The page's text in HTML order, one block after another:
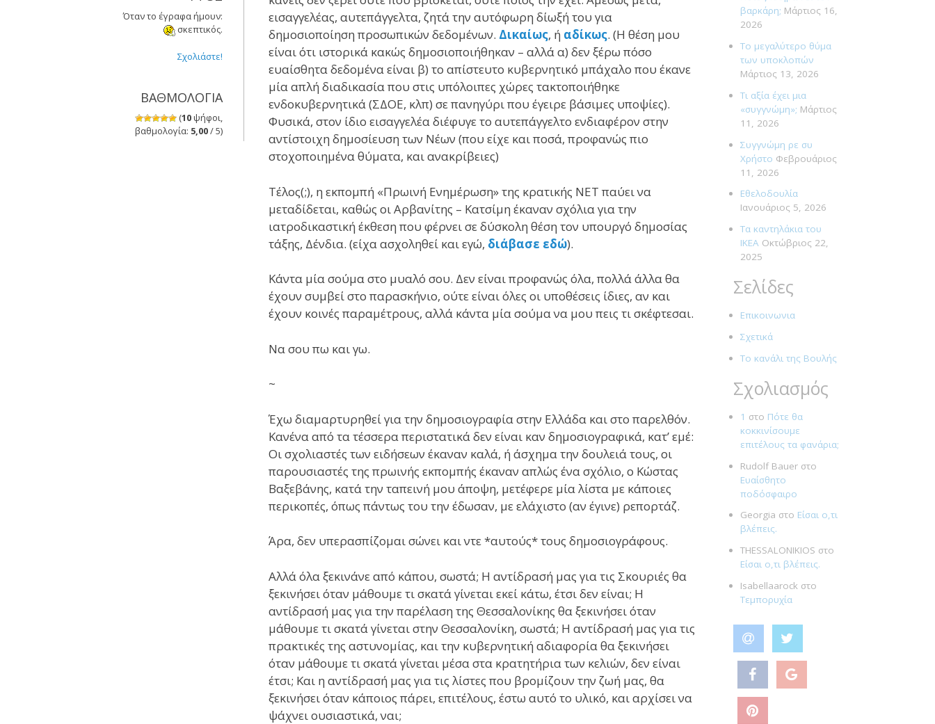
εισαγγελέας, αυτεπάγγελτα, ζητά την αυτόφωρη δίωξή του για
δημοσιοποίηση προσωπικών δεδομένων. Δικαίως, ή αδίκως. (Η θέση μου
είναι ότι ιστορικά κακώς δημοσιοποιήθηκαν – αλλά α) δεν ξέρω πόσο
ευαίσθητα δεδομένα είναι β) το απίστευτο κυβερνητικό μπάχαλο που έκανε
μία απλή διαδικασία που στις υπόλοιπες χώρες τακτοποιήθηκε
ενδοκυβερνητικά (ΣΔΟΕ, κλπ) σε πανηγύρι που έγειρε βάσιμες υποψίες).
Φυσικά, στον ίδιο εισαγγελέα διέφυγε το αυτεπάγγελτο ενδιαφέρον στην
αντίστοιχη δημοσίευση των Νέων (που είχε και ποσά, προφανώς πιο
στοχοποιημένα θύματα, και ανακρίβειες)
Τέλος(;), η εκπομπή «Πρωινή Ενημέρωση» της κρατικής ΝΕΤ παύει να
μεταδίδεται, καθώς οι Αρβανίτης – Κατσίμη έκαναν σχόλια για την
ιατροδικαστική έκθεση που φέρνει σε δύσκολη θέση τον υπουργό δημοσίας
τάξης, Δένδια. (είχα ασχοληθεί και εγώ, διάβασε εδώ).
Κάντα μία σούμα στο μυαλό σου. Δεν είναι προφανώς όλα, πολλά άλλα θα
έχουν συμβεί στο παρασκήνιο, ούτε είναι όλες οι υποθέσεις ίδιες, αν και
έχουν κοινές παραμέτρους, αλλά κάντα μία σούμα να μου πεις τι σκέφτεσαι.
Να σου πω και γω.
~
Έχω διαμαρτυρηθεί για την δημοσιογραφία στην Ελλάδα και στο παρελθόν.
Κανένα από τα τέσσερα περιστατικά δεν είναι καν δημοσιογραφικά, κατ’ εμέ:
Οι σχολιαστές των ειδήσεων έκαναν καλά, ή άσχημα την δουλειά τους, οι
παρουσιαστές της πρωινής εκπομπής έκαναν απλώς ένα σχόλιο, ο Κώστας
Βαξεβάνης, κατά την ταπεινή μου άποψη, μετέφερε μία λίστα με κάποιες
περικοπές, όπως πάντως του την έδωσαν, με ελάχιστο (αν έγινε) ρεπορτάζ.
Άρα, δεν υπερασπίζομαι σώνει και ντε *αυτούς* τους δημοσιογράφους.
Αλλά όλα ξεκινάνε από κάπου, σωστά; Η αντίδρασή μας για τις Σκουριές θα
ξεκινήσει όταν μάθουμε τι σκατά γίνεται εκεί κάτω, έτσι δεν είναι; Η
αντίδρασή μας για την παρέλαση της Θεσσαλονίκης θα ξεκινήσει όταν
μάθουμε τι σκατά γίνεται στην Θεσσαλονίκη, σωστά; Η αντίδρασή μας για τις
πρακτικές της αστυνομίας, και την κυβερνητική αδιαφορία θα ξεκινήσει
όταν μάθουμε τι σκατά γίνεται μέσα στα κρατητήρια των κελιών, δεν είναι
έτσι; Και η αντίδρασή μας για τις λίστες που βρομίζουν την ζωή μας, θα
ξεκινήσει όταν κάποιος πάρει, επιτέλους, έστω αυτό το υλικό, και αρχίσει να
ψάχνει ουσιαστικά, ναι;
Όταν το έγραφα ήμουν:
σκεπτικός.
Σχολιάστε!
ΒΑΘΜΟΛΟΓΙΑ
(10ψήφοι,
βαθμολογία: 5,00/ 5)
βαρκάρη; Μάρτιος 16,
2026
Το μεγαλύτερο θύμα
των υποκλοπών
Μάρτιος 13, 2026
Τι αξία έχει μια
«συγγνώμη»; Μάρτιος
11, 2026
Συγγνώμη ρε συ
Χρήστο Φεβρουάριος
11, 2026
Εθελοδουλία
Ιανουάριος 5, 2026
Τα καντηλάκια του
ΙΚΕΑ Οκτώβριος 22,
2025
Σελίδες
Επικοινωνια
Σχετικά
Το κανάλι της Βουλής
Σχολιασμός
1 στο Πότε θα
κοκκινίσουμε
επιτέλους τα φανάρια;
Rudolf Bauerστο
Ευαίσθητο
ποδόσφαιρο
Georgia στο Είσαι ο,τι
βλέπεις.
THESSALONIKIOS στο
Είσαι ο,τι βλέπεις.
Isabellaarockστο
Τεμπορυχία